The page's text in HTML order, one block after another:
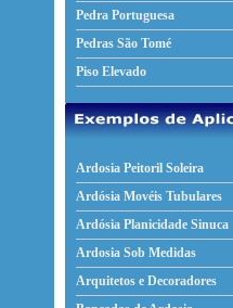
Pedra Portuguesa
Pedras São Tomé
Piso Elevado
Ardosia Peitoril Soleira
Ardósia Movéis Tubulares
Ardósia Planicidade Sinuca
Ardosia Sob Medidas
Arquitetos e Decoradores